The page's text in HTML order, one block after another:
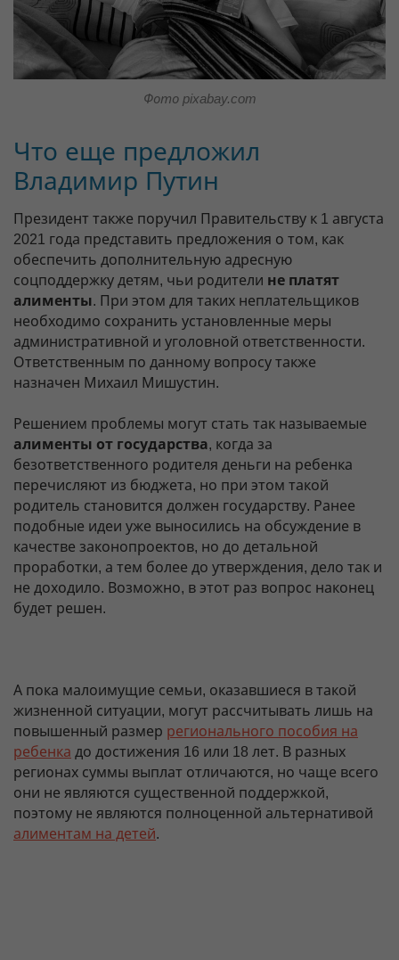
Фото pixabay.com
Что еще предложил
Владимир Путин
Президент также поручил Правительству к 1 августа
2021 года представить предложения о том, как
обеспечить дополнительную адресную
соцподдержку детям, чьи родители не платят
алименты. При этом для таких неплательщиков
необходимо сохранить установленные меры
административной и уголовной ответственности.
Ответственным по данному вопросу также
назначен Михаил Мишустин.
Решением проблемы могут стать так называемые
алименты от государства, когда за
безответственного родителя деньги на ребенка
перечисляют из бюджета, но при этом такой
родитель становится должен государству. Ранее
подобные идеи уже выносились на обсуждение в
качестве законопроектов, но до детальной
проработки, а тем более до утверждения, дело так и
не доходило. Возможно, в этот раз вопрос наконец
будет решен.
А пока малоимущие семьи, оказавшиеся в такой
жизненной ситуации, могут рассчитывать лишь на
повышенный размер регионального пособия на
ребенка до достижения 16 или 18 лет. В разных
регионах суммы выплат отличаются, но чаще всего
они не являются существенной поддержкой,
поэтому не являются полноценной альтернативой
алиментам на детей.